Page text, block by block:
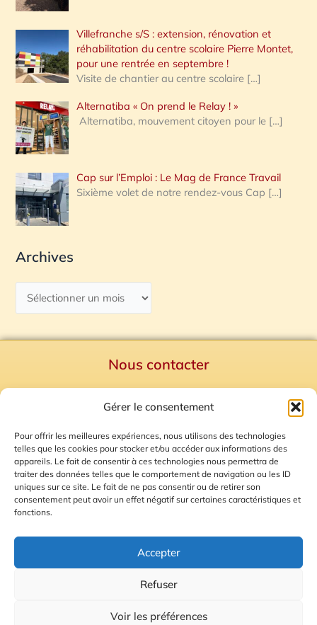
Gérer le consentement
Pour offrir les meilleures expériences, nous utilisons des technologies
telles que les cookies pour stocker et/ou accéder aux informations des
appareils. Le fait de consentir à ces technologies nous permettra de
traiter des données telles que le comportement de navigation ou les ID
uniques sur ce site. Le fait de ne pas consentir ou de retirer son
consentement peut avoir un effet négatif sur certaines caractéristiques et
fonctions.
Accepter
Refuser
Voir les préférences
Villefranche s/S : extension, rénovation et
réhabilitation du centre scolaire Pierre Montet,
pour une rentrée en septembre !
Visite de chantier au centre scolaire […]
Alternatiba « On prend le Relay ! »
Alternatiba, mouvement citoyen pour le […]
Cap sur l’Emploi : Le Mag de France Travail
Sixième volet de notre rendez-vous Cap […]
Archives
Nous contacter
Mentions Légales
Plan du site
Gestion des Cookies
© 2026 Radio Calade